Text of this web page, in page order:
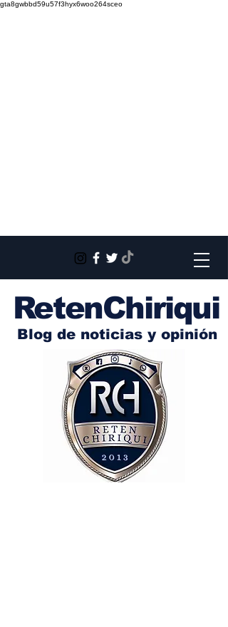
gta8gwbbd59u57f3hyx6woo264sceo
RetenChiriqui
Blog de noticias y opinión